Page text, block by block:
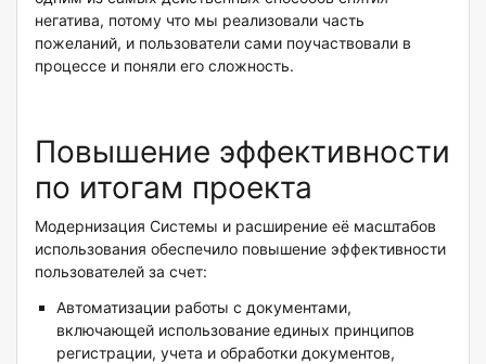
негатива, потому что мы реализовали часть
пожеланий, и пользователи сами поучаствовали в
процессе и поняли его сложность.
Повышение эффективности
по итогам проекта
Модернизация Системы и расширение её масштабов
использования обеспечило повышение эффективности
пользователей за счет:
Автоматизации работы с документами,
включающей использованиеединых принципов
регистрации, учета и обработки документов,